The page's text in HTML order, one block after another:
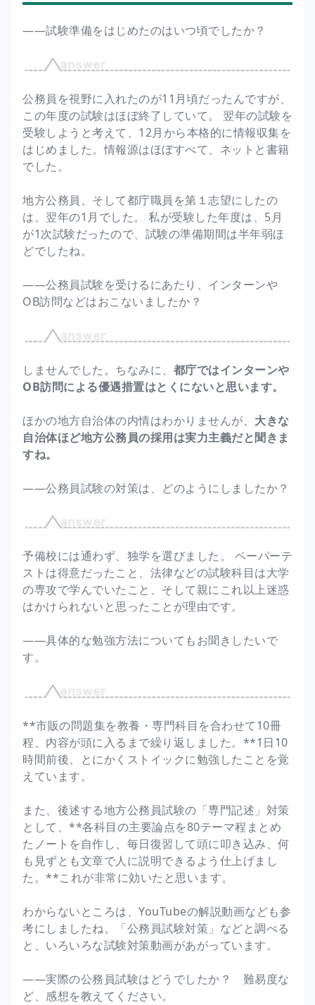
――試験準備をはじめたのはいつ頃でしたか？
公務員を視野に入れたのが11月頃だったんですが、
この年度の試験はほぼ終了していて。 翌年の試験を
受験しようと考えて、12月から本格的に情報収集を
はじめました。情報源はほぼすべて、ネットと書籍
でした。
地方公務員、そして都庁職員を第１志望にしたの
は、翌年の1月でした。 私が受験した年度は、5月
が1次試験だったので、試験の準備期間は半年弱ほ
どでしたね。
――公務員試験を受けるにあたり、インターンや
OB訪問などはおこないましたか？
しませんでした。ちなみに、 都庁ではインターンや
OB訪問による優遇措置はとくにないと思います。
ほかの地方自治体の内情はわかりませんが、 大きな
自治体ほど地方公務員の採用は実力主義だと聞きま
すね。
――公務員試験の対策は、どのようにしましたか？
予備校には通わず、独学を選びました。 ペーパーテ
ストは得意だったこと、法律などの試験科目は大学
の専攻で学んでいたこと、そして親にこれ以上迷惑
はかけられないと思ったことが理由です。
――具体的な勉強方法についてもお聞きしたいで
す。
**市販の問題集を教養・専門科目を合わせて10冊
程、内容が頭に入るまで繰り返しました。**1日10
時間前後、とにかくストイックに勉強したことを覚
えています。
また、後述する地方公務員試験の「専門記述」対策
として、**各科目の主要論点を80テーマ程まとめ
たノートを自作し、毎日復習して頭に叩き込み、何
も見ずとも文章で人に説明できるよう仕上げまし
た。**これが非常に効いたと思います。
わからないところは、YouTubeの解説動画なども参
考にしましたね。「公務員試験対策」などと調べる
と、いろいろな試験対策動画があがっています。
――実際の公務員試験はどうでしたか？ 難易度な
ど、感想を教えてください。